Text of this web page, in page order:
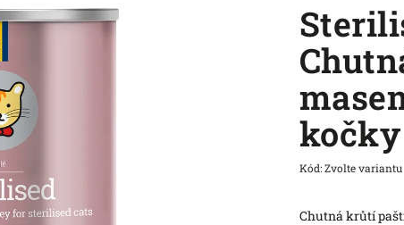
kočky
Kód:Zvolte variantu
Chutná krůtí